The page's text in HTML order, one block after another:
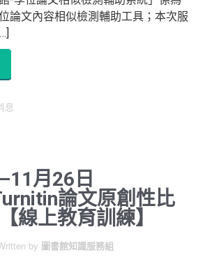
論文內容相似檢測輔助工具；本次服
息
月26日
論文原創性比
線上教育訓練】
by 圖書館知識服務組